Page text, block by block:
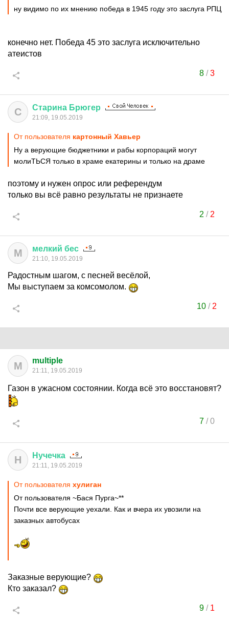
ну видимо по их мнению победа в 1945 году это заслуга РПЦ
конечно нет. Победа 45 это заслуга исключительно
атеистов
8/3
С Старина Брюгер
21:09, 19.05.2019
От пользователя картонный Хавьер
Ну а верующие бюджетники и рабы корпораций могут
молиТЬСЯ только в храме екатерины и только на драме
поэтому и нужен опрос или референдум
только вы всё равно результаты не признаете
2 / 2
М мелкий бес
21:10, 19.05.2019
Радостным шагом, с песней весёлой,
Мы выступаем за комсомолом.
10 / 2
M multiple
21:11, 19.05.2019
Газон в ужасном состоянии. Когда всё это восстановят?
7/0
Н Нучечка
21:11, 19.05.2019
От пользователя хулиган
От пользователя ~Бася Пурга~**
Почти все верующие уехали. Как и вчера их увозили на
заказных автобусах
Заказные верующие?
Кто заказал?
9/ 1